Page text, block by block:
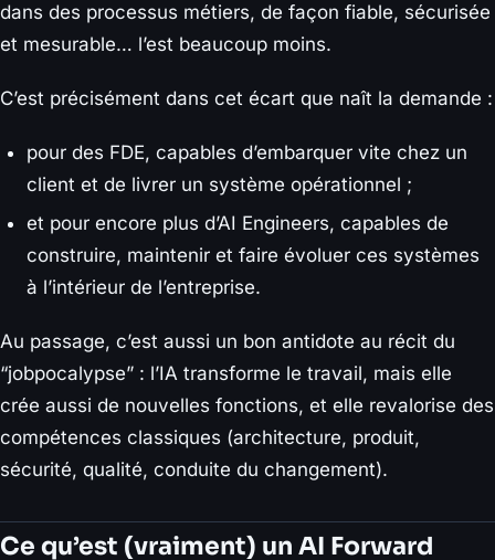
dans des processus métiers, de façon fiable, sécurisée
et mesurable… l’est beaucoup moins.
C’est précisément dans cet écart que naît la demande :
pour des FDE, capables d’embarquer vite chez un
client et de livrer un système opérationnel ;
et pour encore plus d’AI Engineers, capables de
construire, maintenir et faire évoluer ces systèmes
à l’intérieur de l’entreprise.
Au passage, c’est aussi un bon antidote au récit du
“jobpocalypse” : l’IA transforme le travail, mais elle
crée aussi de nouvelles fonctions, et elle revalorise des
compétences classiques (architecture, produit,
sécurité, qualité, conduite du changement).
Ce qu’est (vraiment) un AI Forward